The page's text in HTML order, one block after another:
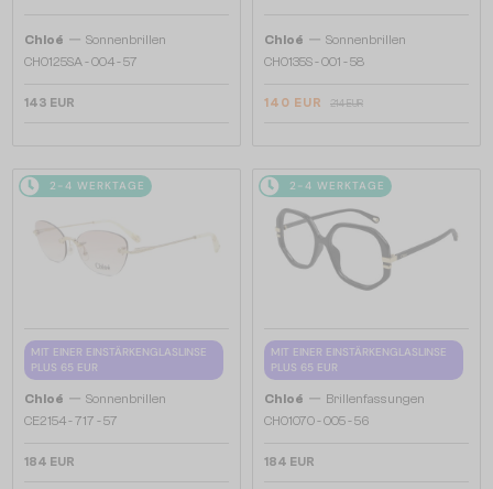
Chloé — Sonnenbrillen
CH0125SA - 004 - 57
143 EUR
Chloé — Sonnenbrillen
CH0135S - 001 - 58
140 EUR 214 EUR
2-4 WERKTAGE
MIT EINER EINSTÄRKENGLASLINSE
PLUS 65 EUR
Chloé — Sonnenbrillen
CE2154 - 717 - 57
184 EUR
2-4 WERKTAGE
MIT EINER EINSTÄRKENGLASLINSE
PLUS 65 EUR
Chloé — Brillenfassungen
CH0107O - 005 - 56
184 EUR